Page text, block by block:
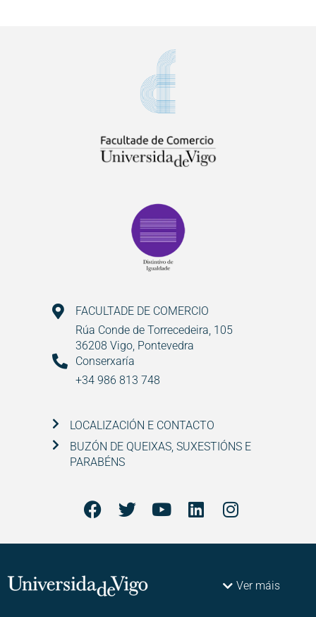
FACULTADE DE COMERCIO
Rúa Conde de Torrecedeira, 105
36208 Vigo, Pontevedra
Conserxaría
+34 986 813 748
LOCALIZACIÓN E CONTACTO
BUZÓN DE QUEIXAS, SUXESTIÓNS E
PARABÉNS
Ver máis